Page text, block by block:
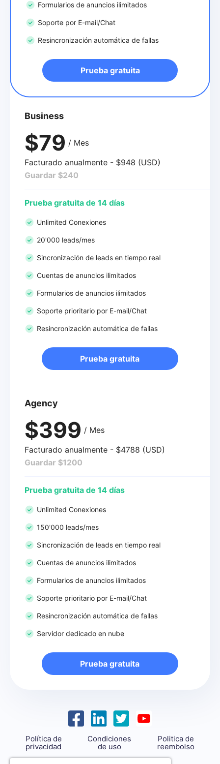
Formularios de anuncios ilimitados
Soporte por E-mail/Chat
Resincronización automática de fallas
Prueba gratuita
Business
$79 / Mes
Facturado anualmente - $948 (USD)
Guardar $240
Prueba gratuita de 14 días
Unlimited Conexiones
20'000 leads/mes
Sincronización de leads en tiempo real
Cuentas de anuncios ilimitados
Formularios de anuncios ilimitados
Soporte prioritario por E-mail/Chat
Resincronización automática de fallas
Prueba gratuita
Agency
$399 / Mes
Facturado anualmente - $4788 (USD)
Guardar $1200
Prueba gratuita de 14 días
Unlimited Conexiones
150'000 leads/mes
Sincronización de leads en tiempo real
Cuentas de anuncios ilimitados
Formularios de anuncios ilimitados
Soporte prioritario por E-mail/Chat
Resincronización automática de fallas
Servidor dedicado en nube
Prueba gratuita
Política de
privacidad
Condiciones
de uso
Politica de
reembolso